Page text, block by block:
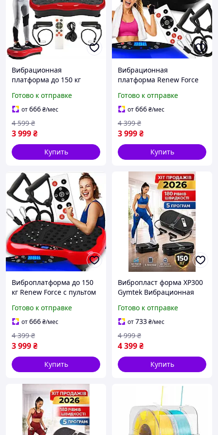
Вибрационная
платформа до 150 кг
Виброплатформа для
похудения
Готово к отправке
от666₴/мес
3 999₴
4 599 ₴
Купить
Вибрационная
платформа Renew Force
тренировок с
дистанционным
управлением
Готово к отправке
от666₴/мес
3 999₴
4 399 ₴
Купить
Виброплатформа до 150
кг Renew Force с пультом
Вибрационная
платформа с
эспандерами
Готово к отправке
от666₴/мес
3 999₴
4 399 ₴
Купить
Вибропласт форма XP300
Gymtek Вибрационная
эспандерами для рук
Готово к отправке
от733₴/мес
4 399₴
4 999 ₴
Купить